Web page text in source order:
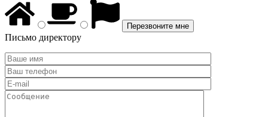
Письмо директору